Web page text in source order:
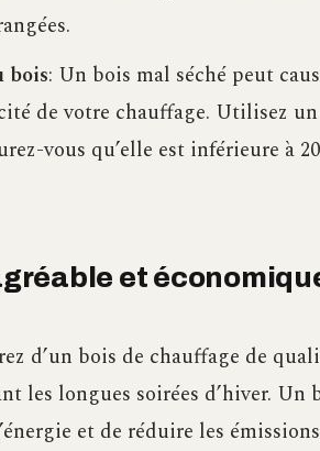
bois: Un bois mal séché peut
de votre chauffage. Utilisez
vous qu’elle est inférieure à
et
d’un bois de chauffage de
les longues soirées d’hiver. Un
et de réduire les